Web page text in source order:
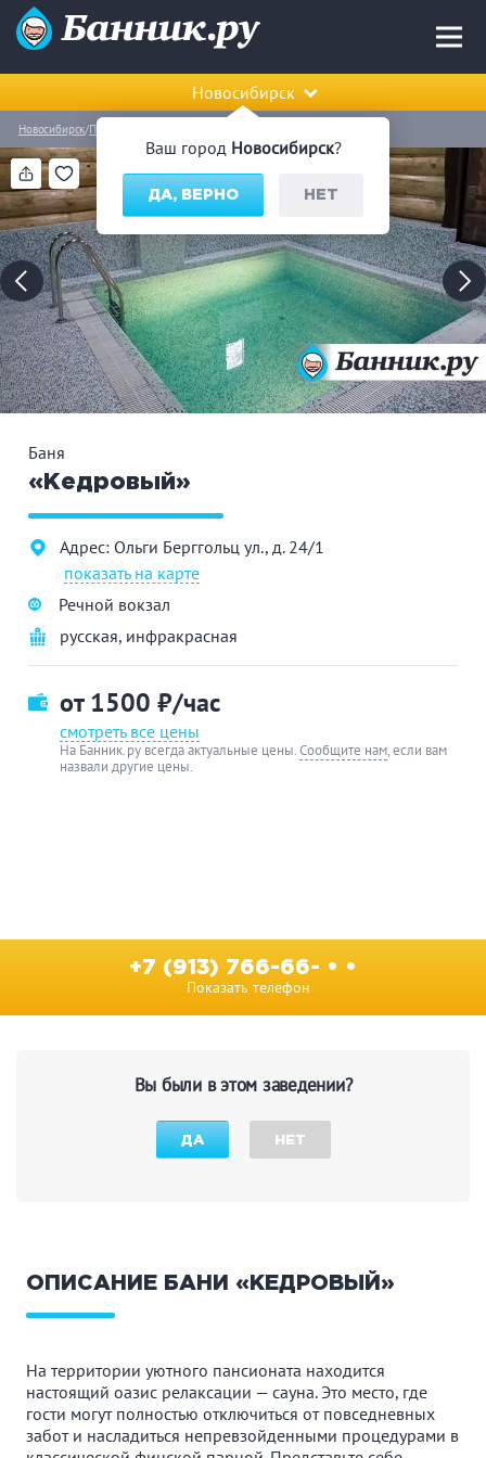
Ваш город Новосибирск?
ДА, ВЕРНО НЕТ
Новосибирск
Новосибирск Первомайский район
Баня
«Кедровый»
Адрес: Ольги Берггольц ул., д. 24/1
показать на карте
Речной вокзал
русская, инфракрасная
от 1500 ₽/час
смотреть все цены
На Банник.ру всегда актуальные цены.Сообщите нам, если вам
назвали другие цены.
+7 (913) 766-66- • •
Показать телефон
ОПИСАНИЕ БАНИ «КЕДРОВЫЙ»
На территории уютного пансионата находится
настоящий оазис релаксации — сауна. Это место, где
гости могут полностью отключиться от повседневных
забот и насладиться непревзойденными процедурами в
Вы были в этом заведении?
ДА НЕТ